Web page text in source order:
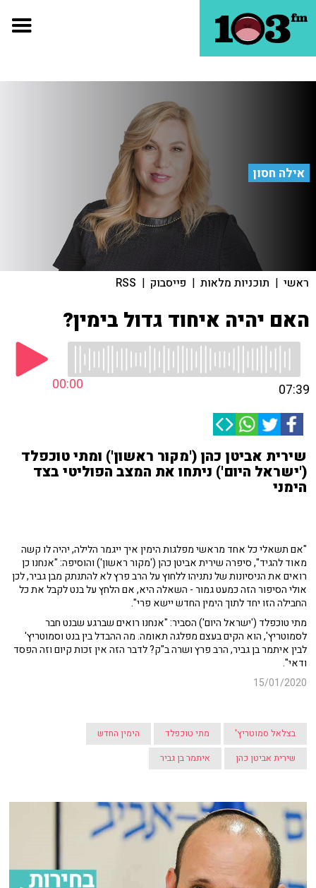
אילה חסון
ראשי | תוכניות מלאות | פייסבוק |
RSS
האם יהיה איחוד גדול בימין?
00:00 07:39
שירית אביטן כהן ('מקור ראשון') ומתי טוכפלד
('ישראל היום') ניתחו את המצב הפוליטי בצד
הימני
"אם תשאלי כל אחד מראשי מפלגות הימין איך ייגמר הלילה, יהיה לו קשה
מאוד להגיד", סיפרה שירית אביטן כהן ('מקור ראשון') והוסיפה: "אנחנו כן
רואים את הניסיונות של נתניהו ללחוץ על הרב פרץ לא להתנתק מבן גביר, לכן
אולי הסיפור הזה כמעט גמור - השאלה היא, אם הלחץ על בנט לקבל את כל
החבילה הזו יחד לתוך הימין החדש יישא פרי".
מתי טוכפלד ('ישראל היום') הסביר: "אנחנו רואים שברגע שבנט חבר
לסמוטריץ', הוא הקים בעצם מפלגה תאומה. מה ההבדל בין בנט וסמוטריץ'
לבין איתמר בן גביר, הרב פרץ ושרה ב"ק? לדבר הזה אין זכות קיום וזה הפסד
ודאי".
15/01/2020
בצלאל סמוטריץ' מתי טוכפלד
הימין החדש
שירית אביטן כהן
איתמר בן גביר